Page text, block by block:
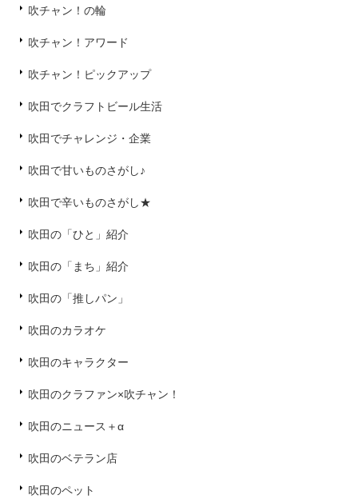
吹チャン！の輪
吹チャン！アワード
吹チャン！ピックアップ
吹田でクラフトビール生活
吹田でチャレンジ・企業
吹田で甘いものさがし♪
吹田で辛いものさがし★
吹田の「ひと」紹介
吹田の「まち」紹介
吹田の「推しパン」
吹田のカラオケ
吹田のキャラクター
吹田のクラファン×吹チャン！
吹田のニュース＋α
吹田のベテラン店
吹田のペット